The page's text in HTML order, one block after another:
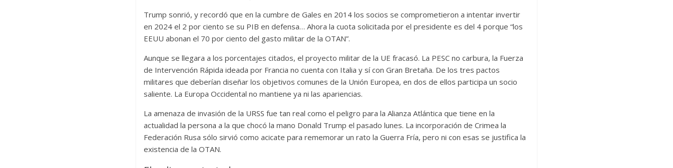
Trump sonrió, y recordó que en la cumbre de Gales en 2014 los socios se comprometieron a intentar invertir
en 2024 el 2 por ciento se su PIB en defensa… Ahora la cuota solicitada por el presidente es del 4 porque “los
EEUU abonan el 70 por ciento del gasto militar de la OTAN”.
Aunque se llegara a los porcentajes citados, el proyecto militar de la UE fracasó. La PESC no carbura, la Fuerza
de Intervención Rápida ideada por Francia no cuenta con Italia y sí con Gran Bretaña. De los tres pactos
militares que deberían diseñar los objetivos comunes de la Unión Europea, en dos de ellos participa un socio
saliente. La Europa Occidental no mantiene ya ni las apariencias.
La amenaza de invasión de la URSS fue tan real como el peligro para la Alianza Atlántica que tiene en la
actualidad la persona a la que chocó la mano Donald Trump el pasado lunes. La incorporación de Crimea la
Federación Rusa sólo sirvió como acicate para rememorar un rato la Guerra Fría, pero ni con esas se justifica la
existencia de la OTAN.